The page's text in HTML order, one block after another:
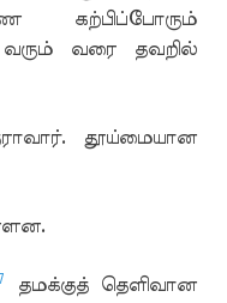
வரை தவறில்
தூய்மையான
தமக்குத் தெளிவான